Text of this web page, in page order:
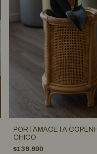
PORTAMACETA
CHICO
$139.900